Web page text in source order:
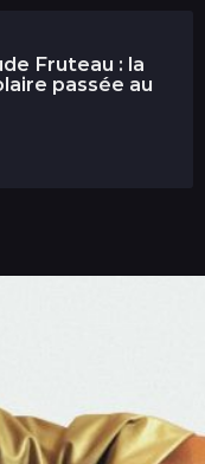
Fruteau : la
passée au